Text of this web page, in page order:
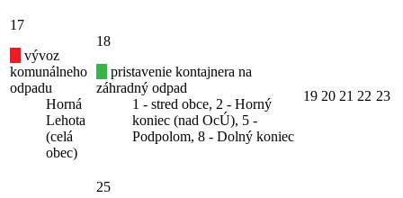
17
vývoz
komunálneho
odpadu
Horná
Lehota
(celá
obec)
18
pristavenie kontajnera na
záhradný odpad
1 - stred obce, 2 - Horný
koniec (nad OcÚ), 5 -
Podpolom, 8 - Dolný koniec
19 20 21 22 23
25